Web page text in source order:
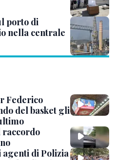
porto di
nella centrale
Federico
del basket gli
raccordo
di Polizia